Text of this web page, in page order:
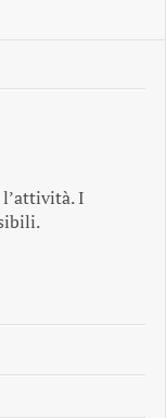
l’attività. I